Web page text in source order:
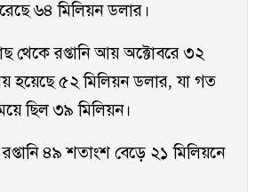
৬৪ মিলিয়ন ডলার।
থেকে রপ্তানি আয় অক্টোবরে ৩২
হয়েছে ৫২ মিলিয়ন ডলার, যা গত
ছিল ৩৯ মিলিয়ন।
৪৯ শতাংশ বেড়ে ২১ মিলিয়নে